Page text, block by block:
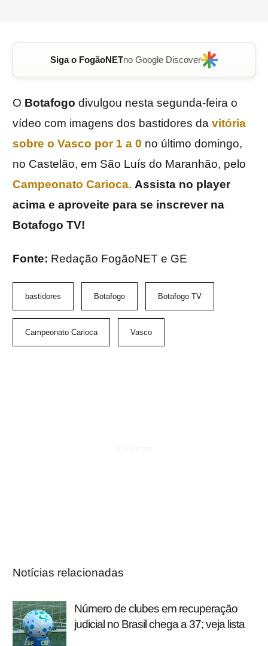
Siga o FogãoNETno Google Discover
O Botafogo divulgou nesta segunda-feira o
vídeo com imagens dos bastidores da vitória
sobre o Vasco por 1 a 0 no último domingo,
no Castelão, em São Luís do Maranhão, pelo
Campeonato Carioca. Assista no player
acima e aproveite para se inscrever na
Botafogo TV!
Fonte: Redação FogãoNET e GE
bastidores Botafogo Botafogo TV
Campeonato Carioca Vasco
Notícias relacionadas
Número de clubes em recuperação
judicial no Brasil chega a 37; veja lista